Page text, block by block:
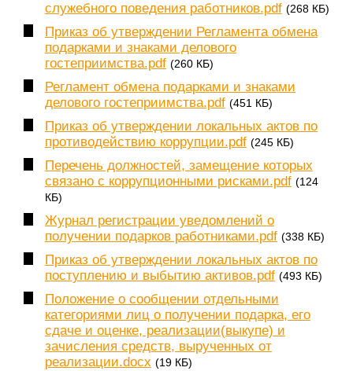
служебного поведения работников.pdf (268 КБ)
Приказ об утверждении Регламента обмена
подарками и знаками делового
гостеприимства.pdf (260 КБ)
Регламент обмена подарками и знаками
делового гостеприимства.pdf (451 КБ)
Приказ об утверждении локальных актов по
противодействию коррупции.pdf (245 КБ)
Перечень должностей, замещение которых
связано с коррупционными рисками.pdf (124
КБ)
Журнал регистрации уведомлений о
получении подарков работниками.pdf (338 КБ)
Приказ об утверждении локальных актов по
поступлению и выбытию активов.pdf (493 КБ)
Положение о сообщении отдельными
категориями лиц о получении подарка, его
сдаче и оценке, реализации(выкупе) и
зачисления средств, вырученных от
реализации.docx (19 КБ)